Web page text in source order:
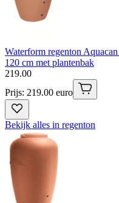
Waterform regenton
120 cm met plantenbak
219.00
Prijs: 219.00 euro
Bekijk alles in regenton